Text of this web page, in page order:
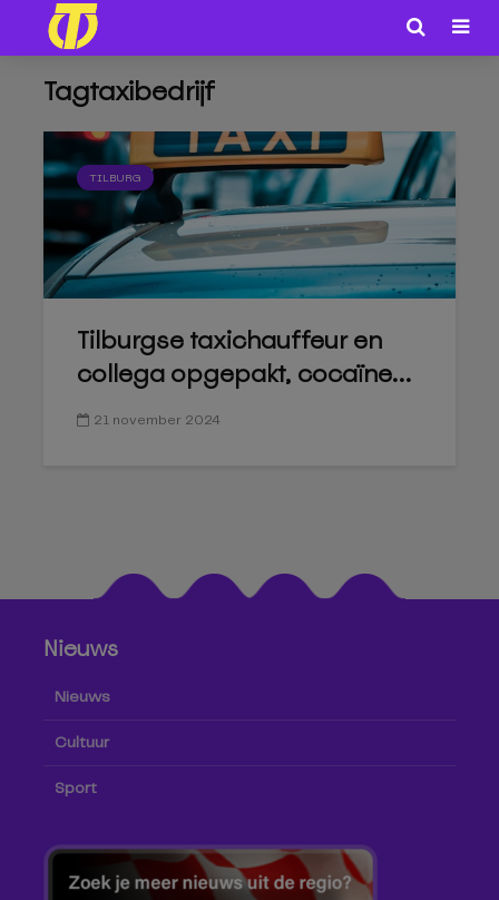
Tagtaxibedrijf
TILBURG
Tilburgse taxichauffeur en
collega opgepakt, cocaïne...
21 november 2024
Nieuws
Nieuws
Cultuur
Sport